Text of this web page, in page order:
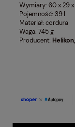
Wymiary: 60 x 29
Pojemność: 39 l
Materiał: cordura
Waga: 745 g
Producent: